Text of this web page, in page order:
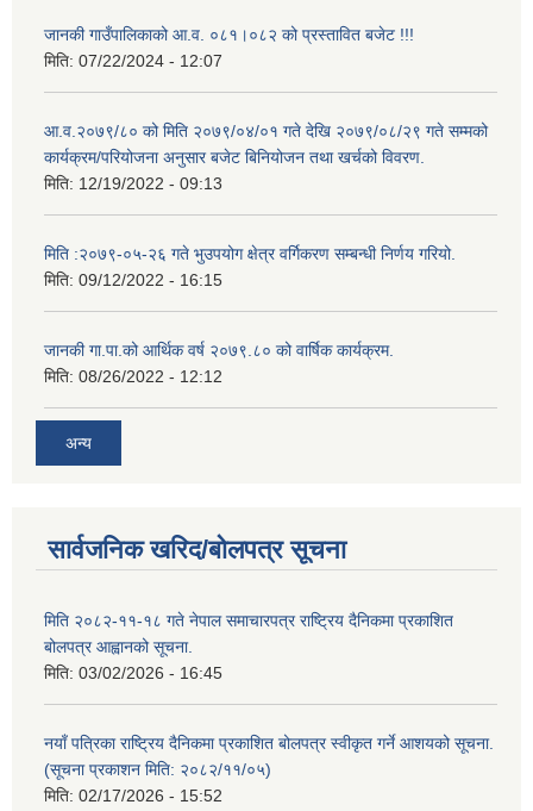
जानकी गाउँपालिकाको आ.व. ०८१।०८२ को प्रस्तावित बजेट !!!
मिति: 07/22/2024 - 12:07
आ.व.२०७९/८० को मिति २०७९/०४/०१ गते देखि २०७९/०८/२९ गते सम्मको
कार्यक्रम/परियोजना अनुसार बजेट बिनियोजन तथा खर्चको विवरण.
मिति: 12/19/2022 - 09:13
मिति :२०७९-०५-२६ गते भुउपयोग क्षेत्र वर्गिकरण सम्बन्धी निर्णय गरियो.
मिति: 09/12/2022 - 16:15
जानकी गा.पा.को आर्थिक वर्ष २०७९.८० को वार्षिक कार्यक्रम.
मिति: 08/26/2022 - 12:12
अन्य
सार्वजनिक खरिद/बोलपत्र सूचना
मिति २०८२-११-१८ गते नेपाल समाचारपत्र राष्ट्रिय दैनिकमा प्रकाशित
बोलपत्र आह्वानको सूचना.
मिति: 03/02/2026 - 16:45
नयाँ पत्रिका राष्ट्रिय दैनिकमा प्रकाशित बोलपत्र स्वीकृत गर्ने आशयको सूचना.
(सूचना प्रकाशन मिति: २०८२/११/०५)
मिति: 02/17/2026 - 15:52